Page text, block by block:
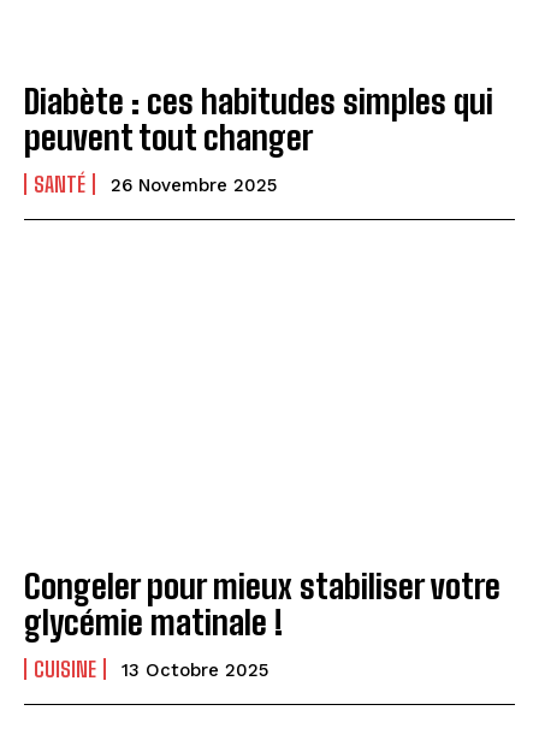
Diabète : ces habitudes simples qui
peuvent tout changer
SANTÉ 26 Novembre 2025
Congeler pour mieux stabiliser votre
glycémie matinale !
CUISINE 13 Octobre 2025